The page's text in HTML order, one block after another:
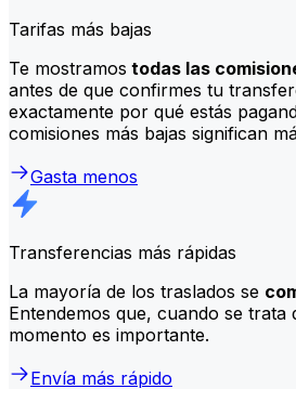
Tarifas más bajas
Te mostramos todas las
antes de que confirmes tu
exactamente por qué estás
comisiones más bajas significan
Gasta menos
Transferencias más rápidas
La mayoría de los traslados se
Entendemos que, cuando se trata
momento es importante.
Envía más rápido